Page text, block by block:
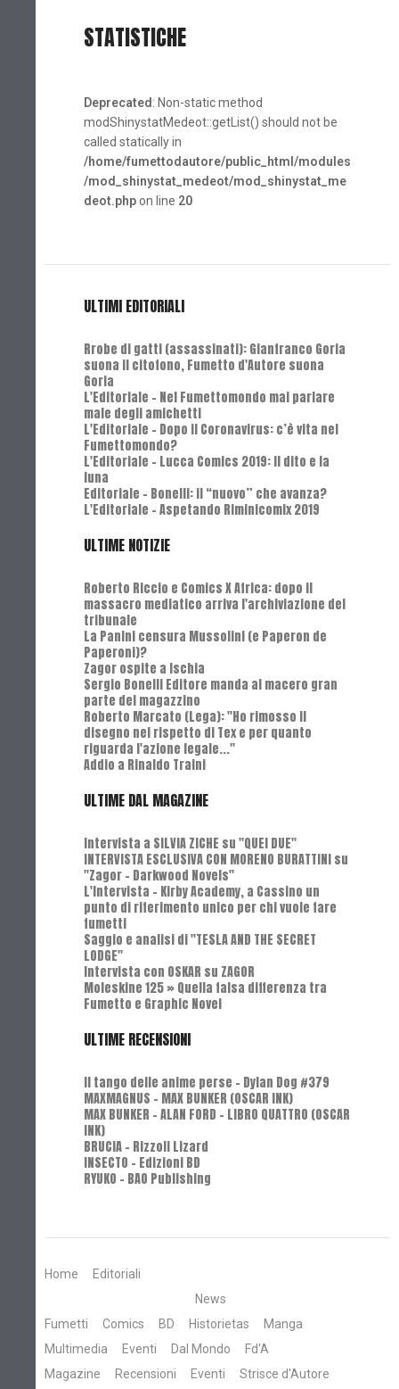
STATISTICHE
Deprecated : Non-static method
modShinystatMedeot::getList() should not be
called statically in
/home/fumettodautore/public_html/modules
/mod_shinystat_medeot/mod_shinystat_me
deot.phpon line 20
ULTIMI EDITORIALI
Rrobe di gatti (assassinati): Gianfranco Goria
suona il citofono, Fumetto d'Autore suona
Goria
L'Editoriale - Nel Fumettomondo mai parlare
male degli amichetti
L'Editoriale - Dopo il Coronavirus: c’è vita nel
Fumettomondo?
L'Editoriale - Lucca Comics 2019: Il dito e la
luna
Editoriale - Bonelli: il “nuovo” che avanza?
L'Editoriale - Aspetando Riminicomix 2019
ULTIME NOTIZIE
Roberto Riccio e Comics X Africa: dopo il
massacro mediatico arriva l'archiviazione del
tribunale
La Panini censura Mussolini (e Paperon de
Paperoni)?
Zagor ospite a Ischia
Sergio Bonelli Editore manda al macero gran
parte del magazzino
Roberto Marcato (Lega): "Ho rimosso il
disegno nel rispetto di Tex e per quanto
riguarda l'azione legale..."
Addio a Rinaldo Traini
ULTIME DAL MAGAZINE
Intervista a SILVIA ZICHE su "QUEI DUE"
INTERVISTA ESCLUSIVA CON MORENO BURATTINI su
"Zagor - Darkwood Novels"
L'Intervista - Kirby Academy, a Cassino un
punto di riferimento unico per chi vuole fare
fumetti
Saggio e analisi di "TESLA AND THE SECRET
LODGE"
Intervista con OSKAR su ZAGOR
Moleskine 125 » Quella falsa differenza tra
Fumetto e Graphic Novel
ULTIME RECENSIONI
Il tango delle anime perse - Dylan Dog #379
MAXMAGNUS – MAX BUNKER (OSCAR INK)
MAX BUNKER – ALAN FORD – LIBRO QUATTRO (OSCAR
INK)
BRUCIA - Rizzoli Lizard
INSECTO - Edizioni BD
RYUKO - BAO Publishing
Home
Editoriali
News
Fumetti
Comics BD Historietas
Manga
Multimedia
Eventi Dal Mondo
Fd'A
Magazine
Recensioni Eventi Strisce d'Autore